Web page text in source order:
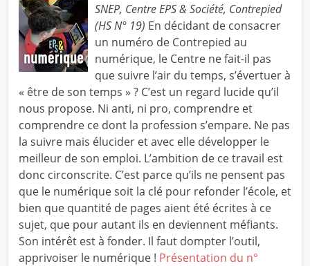
SNEP, Centre EPS & Société, Contrepied
(HS N° 19) En décidant de consacrer
un numéro de Contrepied au
numérique, le Centre ne fait-il pas
que suivre l’air du temps, s’évertuer à
« être de son temps » ? C’est un regard lucide qu’il
nous propose. Ni anti, ni pro, comprendre et
comprendre ce dont la profession s’empare. Ne pas
la suivre mais élucider et avec elle développer le
meilleur de son emploi. L’ambition de ce travail est
donc circonscrite. C’est parce qu’ils ne pensent pas
que le numérique soit la clé pour refonder l’école, et
bien que quantité de pages aient été écrites à ce
sujet, que pour autant ils en deviennent méfiants.
Son intérêt est à fonder. Il faut dompter l’outil,
apprivoiser le numérique ! Présentation du n°